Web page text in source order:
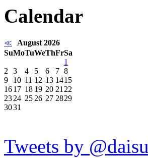
Calendar
≪
August 2026
SuMoTuWeThFrSa
1
2
3 4 5 6 7 8
9
10 11 12 13 1415
1617 18 19 20 21 22
2324 25 26 27 2829
3031
Tweets by